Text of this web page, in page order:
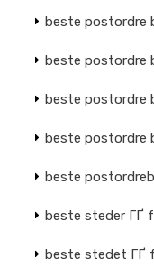
beste postordre
beste postordre
beste postordre
beste postordre
beste
beste steder ГҐ
beste stedet ГҐ